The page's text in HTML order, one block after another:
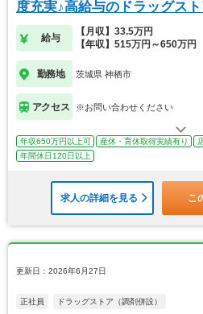
度充実♪高給与のドラッグス
給与
【月収】33.5万円
【年収】515万円～650万円
勤務地 茨城県 神栖市
アクセス ※お問い合わせください
年収650万円以上可 産休・育休取得実績有り
年間休日120日以上
求人の詳細を見る こ
更新日：2026年6月27日
正社員 ドラッグストア（調剤併設）